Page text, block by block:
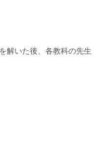
解いた後、各教科の先生